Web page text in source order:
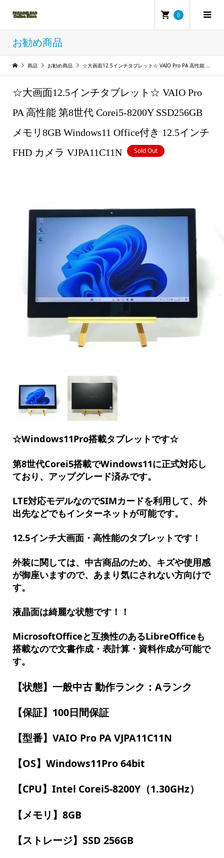
0
お勧め商品
商品 お勧め商品 ☆大画面12.5インチタブレット☆ VAIO Pro PA 高性能 第8世代 Corei5-8200Y SSD256GB メモリ8GB Windows11 Office付き 12.5インチ FHD カメラ VJPA11C11N
☆大画面12.5インチタブレット☆ VAIO Pro
PA 高性能 第8世代 Corei5-8200Y SSD256GB
メモリ8GB Windows11 Office付き 12.5インチ
FHD カメラ VJPA11C11N
Sold Out
☆Windows11Pro搭載タブレットです☆
第8世代Corei5搭載でWindows11に正式対応し
ており、アップグレード済みです。
LTE対応モデルなのでSIMカードを利用して、外
出先などでもインターネットが可能です。
12.5インチ大画面・高性能のタブレットです！
外装に関しては、中古商品のため、キズや使用感
が御座いますので、あまり気にされない方向けで
す。
液晶面は綺麗な状態です！！
MicrosoftOfficeと互換性のあるLibreOfficeも
搭載なので文書作成・表計算・資料作成が可能で
す。
【状態】一般中古 動作ランク：Aランク
【保証】100日間保証
【型番】VAIO Pro PA VJPA11C11N
【OS】Windows11Pro 64bit
【CPU】Intel Corei5-8200Y（1.30GHz）
【メモリ】8GB
【ストレージ】SSD 256GB